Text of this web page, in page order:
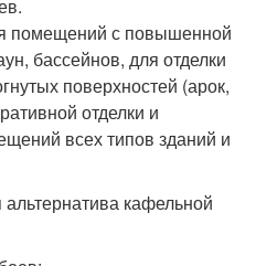
помещений с повышенной
бассейнов, для отделки
поверхностей (арок,
отделки и
всех типов зданий и
кафельной